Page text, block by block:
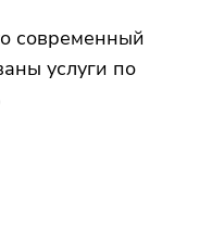
современный
услуги по